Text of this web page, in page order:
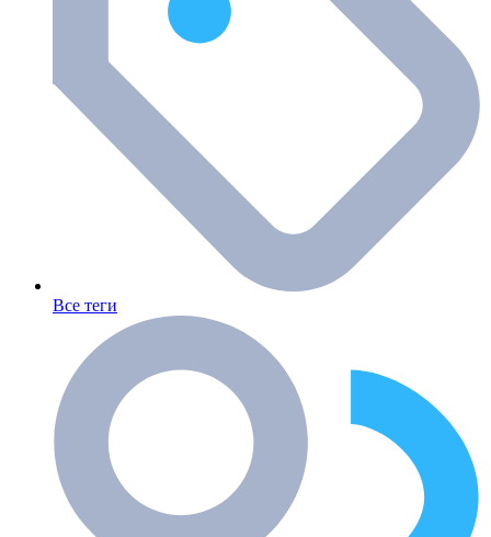
Все теги